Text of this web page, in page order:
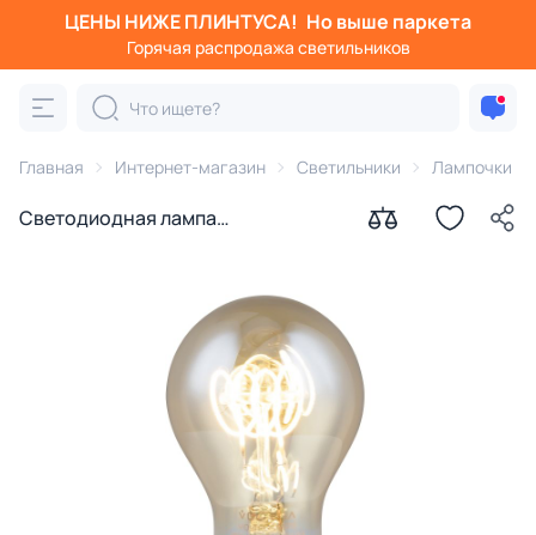
ЦЕНЫ НИЖЕ ПЛИНТУСА! Но выше паркета
Горячая распродажа светильников
Главная Интернет-магазин Светильники Лампочки
Светодиодная лампа